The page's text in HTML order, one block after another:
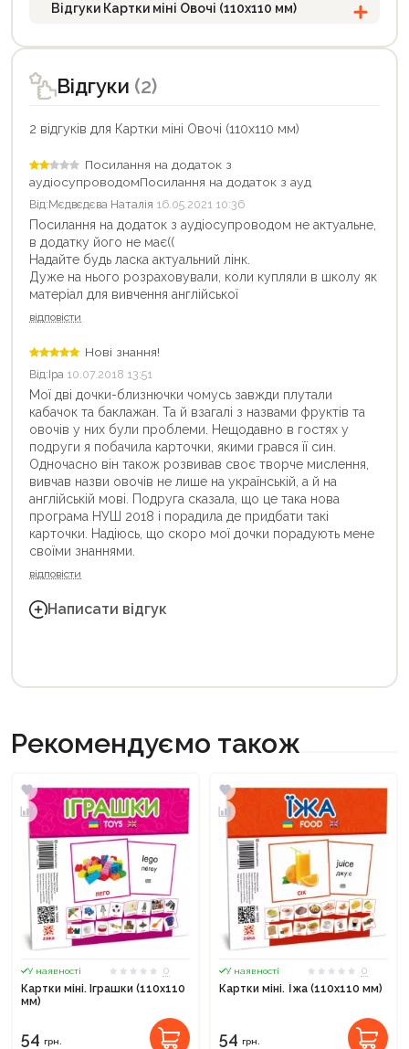
Відгуки Картки міні Овочі (110х110 мм)
Відгуки (2)
2 відгуків для Картки міні Овочі (110х110 мм)
Посилання на додаток з
аудіосупроводомПосилання на додаток з ауд
Від:Мєдвєдєва Наталія 16.05.2021 10:36
Посилання на додаток з аудіосупроводом не актуальне,
в додатку його не має((
Надайте будь ласка актуальний лінк.
Дуже на нього розраховували, коли купляли в школу як
матеріал для вивчення англійської
відповісти
Нові знання!
Від:Іра 10.07.2018 13:51
Мої дві дочки-близнючки чомусь завжди плутали
кабачок та баклажан. Та й взагалі з назвами фруктів та
овочів у них були проблеми. Нещодавно в гостях у
подруги я побачила карточки, якими грався її син.
Одночасно він також розвивав своє творче мислення,
вивчав назви овочів не лише на українській, а й на
англійській мові. Подруга сказала, що це така нова
програма НУШ 2018 і порадила де придбати такі
карточки. Надіюсь, що скоро мої дочки порадують мене
своїми знаннями.
відповісти
Написати відгук
Рекомендуємо також
У наявності
0
Картки міні. Іграшки (110х110
мм)
54 грн.
У наявності
0
Картки міні. Їжа (110х110 мм)
54 грн.